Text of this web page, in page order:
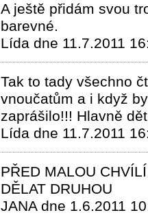
A ještě přidám svou
barevné.
Lída dne 11.7.2011
Tak to tady všechno
vnoučatům a i když
zaprášilo!!! Hlavně
Lída dne 11.7.2011
PŘED MALOU
DĚLAT DRUHOU
JANA dne 1.6.2011